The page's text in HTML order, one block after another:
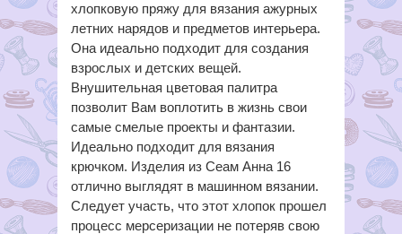
хлопковую пряжу для вязания ажурных
летних нарядов и предметов интерьера.
Она идеально подходит для создания
взрослых и детских вещей.
Внушительная цветовая палитра
позволит Вам воплотить в жизнь свои
самые смелые проекты и фантазии.
Идеально подходит для вязания
крючком. Изделия из Сеам Анна 16
отлично выглядят в машинном вязании.
Следует участь, что этот хлопок прошел
процесс мерсеризации не потеряв свою